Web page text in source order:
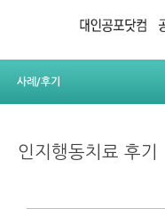
사례/후기
인지행동치료 후기